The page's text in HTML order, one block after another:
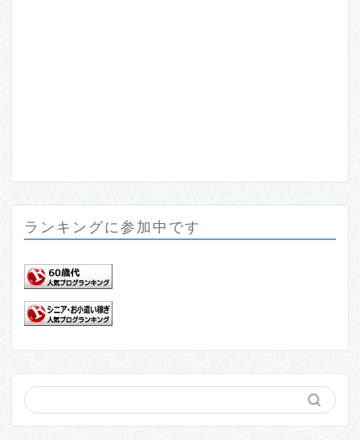
ランキングに参加中です